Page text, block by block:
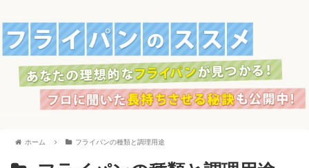
ホーム フライパンの種類と調理用途